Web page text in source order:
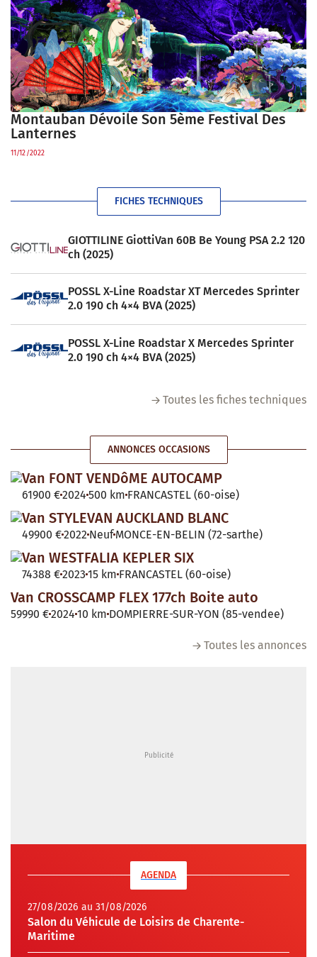
Montauban Dévoile Son 5ème Festival Des
Lanternes
11/12/2022
FICHES TECHNIQUES
GIOTTILINE GiottiVan 60B Be Young PSA 2.2 120
ch (2025)
POSSL X-Line Roadstar XT Mercedes Sprinter
2.0 190 ch 4×4 BVA (2025)
POSSL X-Line Roadstar X Mercedes Sprinter
2.0 190 ch 4×4 BVA (2025)
Toutes les fiches techniques
ANNONCES OCCASIONS
Van FONT VENDôME AUTOCAMP
61900 €2024 500 km FRANCASTEL (60-oise)
Van STYLEVAN AUCKLAND BLANC
49900 €2022 Neuf MONCE-EN-BELIN (72-sarthe)
Van WESTFALIA KEPLER SIX
74388 €2023 15 km FRANCASTEL (60-oise)
Van CROSSCAMP FLEX 177ch Boite auto
59990 €2024 10 km DOMPIERRE-SUR-YON (85-vendee)
Toutes les annonces
AGENDA
27/08/2026 au 31/08/2026
Salon du Véhicule de Loisirs de Charente-
Maritime